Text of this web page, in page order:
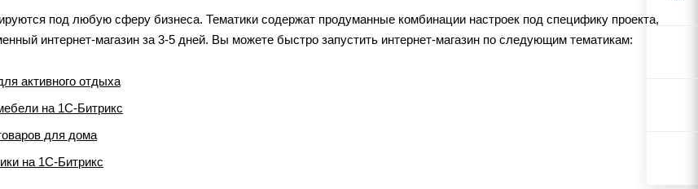
под любую сферу бизнеса. Тематики содержат продуманные комбинации настроек под специфику проекта,
интернет-магазин за 3-5 дней. Вы можете быстро запустить интернет-магазин по следующим тематикам:
активного отдыха
на 1С-Битрикс
для дома
на 1С-Битрикс